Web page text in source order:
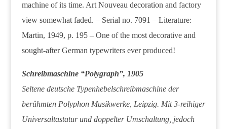
machine of its time. Art Nouveau decoration and factory
view somewhat faded. – Serial no. 7091 – Literature:
Martin, 1949, p. 195 – One of the most decorative and
sought-after German typewriters ever produced!
Schreibmaschine “Polygraph”, 1905
Seltene deutsche Typenhebelschreibmaschine der
berühmten Polyphon Musikwerke, Leipzig. Mit 3-reihiger
Universaltastatur und doppelter Umschaltung, jedoch